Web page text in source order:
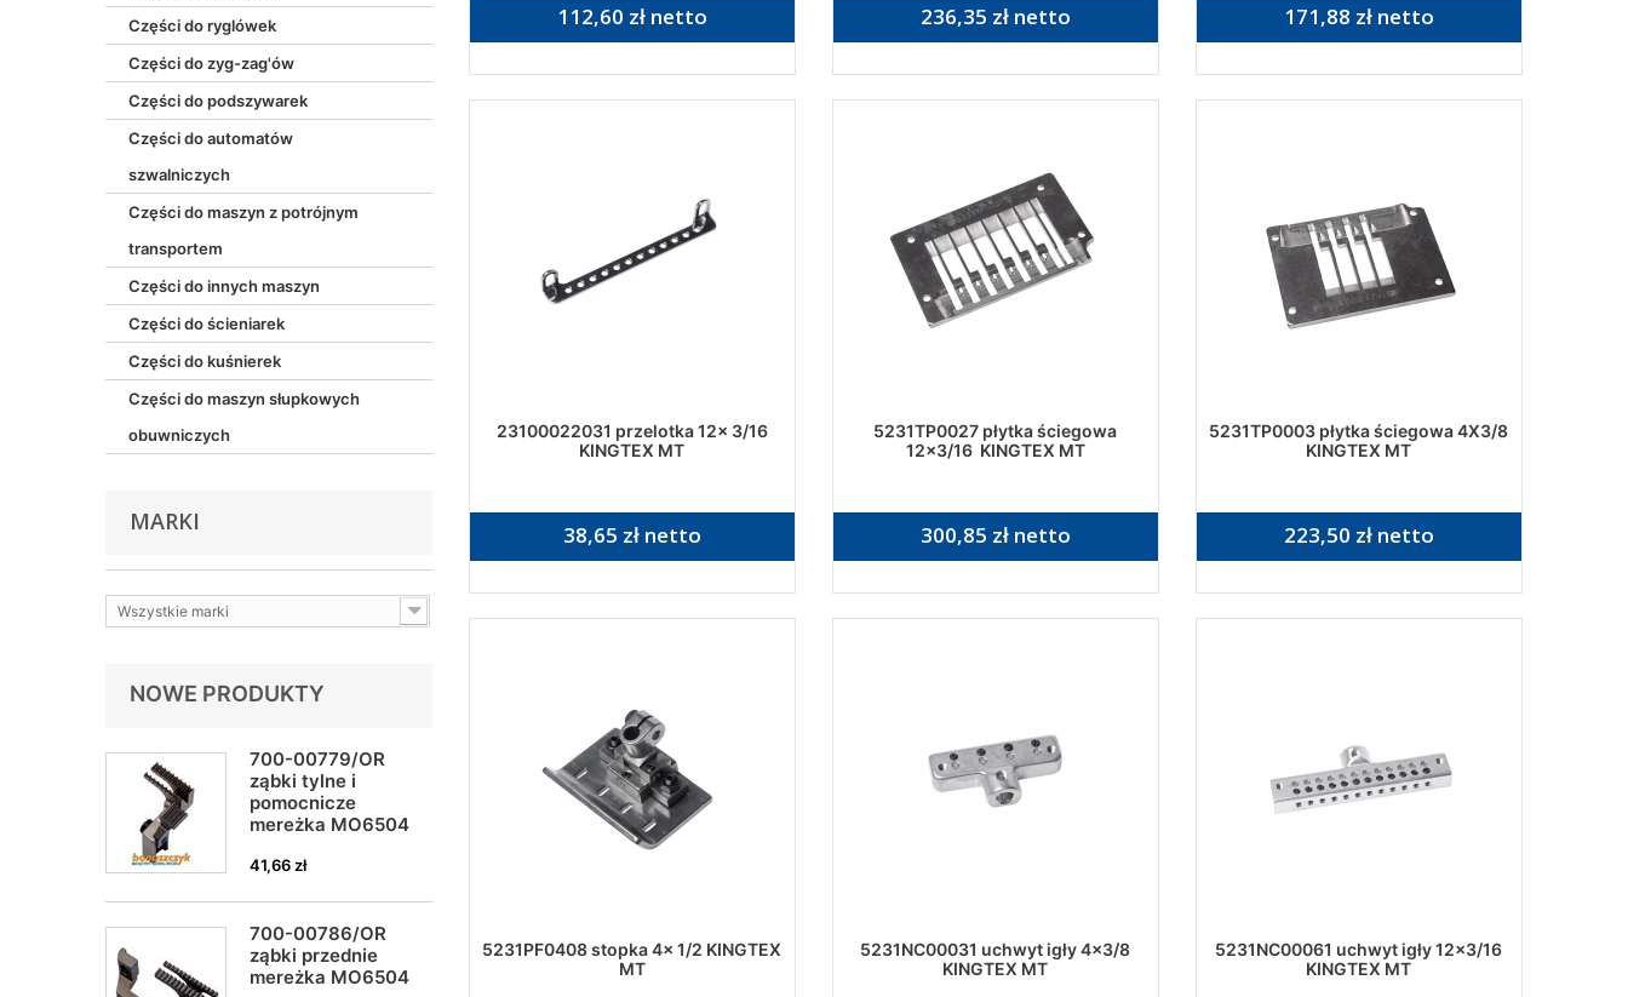
Części do ryglówek
Części do zyg-zag'ów
Części do podszywarek
Części do automatów
szwalniczych
Części do maszyn z potrójnym
transportem
Części do innych maszyn
Części do ścieniarek
Części do kuśnierek
Części do maszyn słupkowych
obuwniczych
MARKI
Wszystkie marki
NOWE PRODUKTY
700-00779/OR
ząbki tylne i
pomocnicze
mereżka MO6504
41,66 zł
700-00786/OR
ząbki przednie
mereżka MO6504
112,60 zł netto 236,35 zł netto 171,88 zł netto
23100022031 przelotka 12x 3/16
KINGTEX MT
38,65 zł netto
5231TP0027 płytka ściegowa
12x3/16 KINGTEX MT
300,85 zł netto
5231TP0003 płytka ściegowa 4X3/8
KINGTEX MT
223,50 zł netto
5231PF0408 stopka 4x 1/2 KINGTEX
MT
5231NC00031 uchwyt igły 4x3/8
KINGTEX MT
5231NC00061 uchwyt igły 12x3/16
KINGTEX MT